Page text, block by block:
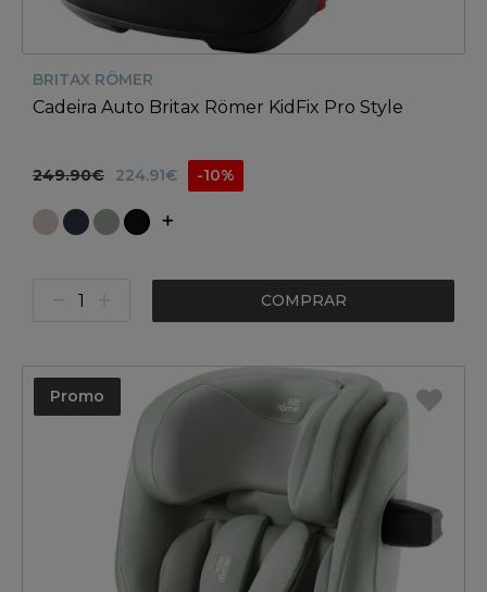
BRITAX RÖMER
Cadeira Auto Britax Römer KidFix Pro Style
249.90€ 224.91€ -10%
COMPRAR
Promo